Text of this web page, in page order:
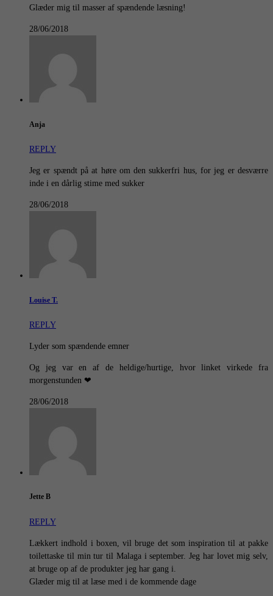
Glæder mig til masser af spændende læsning!
28/06/2018
Anja
REPLY
Jeg er spændt på at høre om den sukkerfri hus, for jeg er desværre
inde i en dårlig stime med sukker
28/06/2018
Louise T.
REPLY
Lyder som spændende emner
Og jeg var en af de heldige/hurtige, hvor linket virkede fra
morgenstunden ❤
28/06/2018
Jette B
REPLY
Lækkert indhold i boxen, vil bruge det som inspiration til at pakke
toilettaske til min tur til Malaga i september. Jeg har lovet mig selv,
at bruge op af de produkter jeg har gang i.
Glæder mig til at læse med i de kommende dage